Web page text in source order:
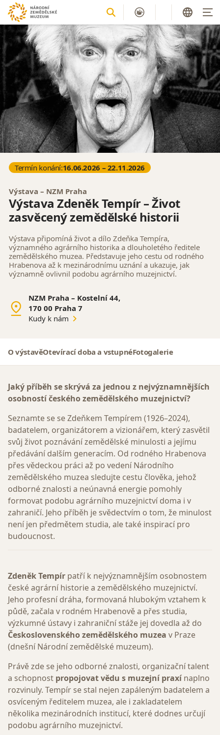
Termín konání:16.06.2026 – 22.11.2026
Výstava – NZM Praha
Výstava Zdeněk Tempír – Život
zasvěcený zemědělské historii
Výstava připomíná život a dílo Zdeňka Tempíra,
významného agrárního historika a dlouholetého ředitele
zemědělského muzea. Představuje jeho cestu od rodného
Hrabenova až k mezinárodnímu uznání a ukazuje, jak
významně ovlivnil podobu agrárního muzejnictví.
NZM Praha – Kostelní 44,
170 00 Praha 7
Kudy k nám
O výstavěOtevírací doba a vstupnéFotogalerie
Jaký příběh se skrývá za jednou z nejvýznamnějších
osobností českého zemědělského muzejnictví?
Seznamte se se Zdeňkem Tempírem (1926–2024),
badatelem, organizátorem a vizionářem, který zasvětil
svůj život poznávání zemědělské minulosti a jejímu
předávání dalším generacím. Od rodného Hrabenova
přes vědeckou práci až po vedení Národního
zemědělského muzea sledujte cestu člověka, jehož
odborné znalosti a neúnavná energie pomohly
formovat podobu agrárního muzejnictví doma i v
zahraničí. Jeho příběh je svědectvím o tom, že minulost
není jen předmětem studia, ale také inspirací pro
budoucnost.
Zdeněk Tempír patří k nejvýznamnějším osobnostem
české agrární historie a zemědělského muzejnictví.
Jeho profesní dráha, formovaná hlubokým vztahem k
půdě, začala v rodném Hrabenově a přes studia,
výzkumné ústavy i zahraniční stáže jej dovedla až do
Československého zemědělského muzea v Praze
(dnešní Národní zemědělské muzeum).
Právě zde se jeho odborné znalosti, organizační talent
a schopnost propojovat vědu s muzejní praxínaplno
rozvinuly. Tempír se stal nejen zapáleným badatelem a
osvíceným ředitelem muzea, ale i zakladatelem
několika mezinárodních institucí, které dodnes určují
podobu agrárního muzejnictví.